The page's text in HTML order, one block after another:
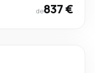
de837 €